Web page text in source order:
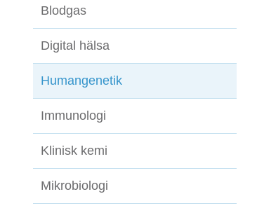
Blodgas
Digital hälsa
Humangenetik
Immunologi
Klinisk kemi
Mikrobiologi